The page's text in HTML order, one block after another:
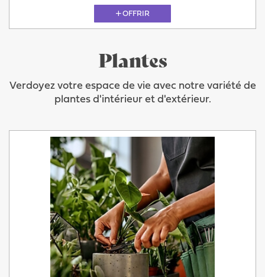
OFFRIR
Plantes
Verdoyez votre espace de vie avec notre variété de
plantes d'intérieur et d'extérieur.